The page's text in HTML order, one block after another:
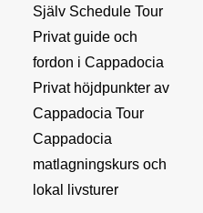
Själv Schedule Tour
Privat guide och
fordon i Cappadocia
Privat höjdpunkter av
Cappadocia Tour
Cappadocia
matlagningskurs och
lokal livsturer